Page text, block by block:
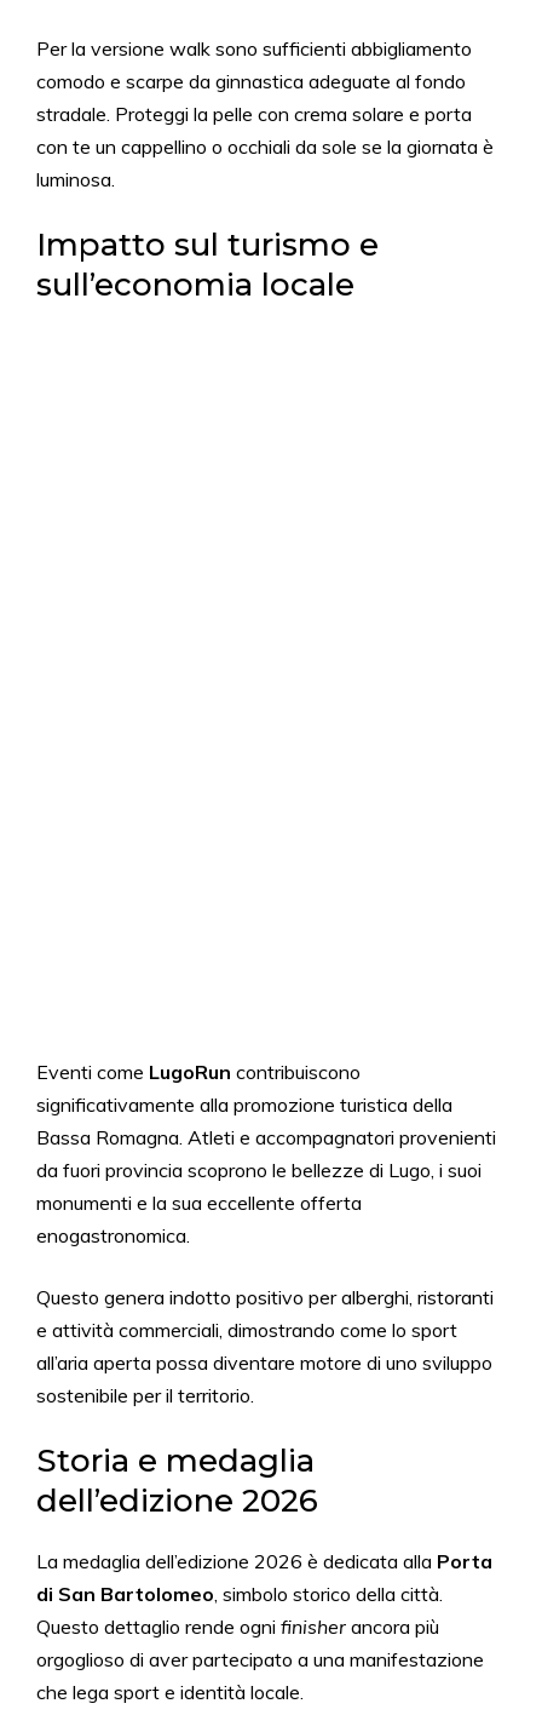
Per la versione walk sono sufficienti abbigliamento
comodo e scarpe da ginnastica adeguate al fondo
stradale. Proteggi la pelle con crema solare e porta
con te un cappellino o occhiali da sole se la giornata è
luminosa.
Impatto sul turismo e
sull’economia locale
Eventi come LugoRun contribuiscono
significativamente alla promozione turistica della
Bassa Romagna. Atleti e accompagnatori provenienti
da fuori provincia scoprono le bellezze di Lugo, i suoi
monumenti e la sua eccellente offerta
enogastronomica.
Questo genera indotto positivo per alberghi, ristoranti
e attività commerciali, dimostrando come lo sport
all’aria aperta possa diventare motore di uno sviluppo
sostenibile per il territorio.
Storia e medaglia
dell’edizione 2026
La medaglia dell’edizione 2026 è dedicata alla Porta
di San Bartolomeo, simbolo storico della città.
Questo dettaglio rende ogni finisher ancora più
orgoglioso di aver partecipato a una manifestazione
che lega sport e identità locale.